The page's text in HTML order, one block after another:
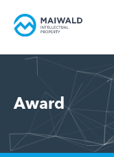
Award